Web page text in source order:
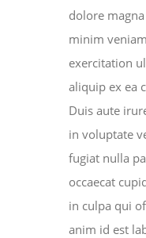
dolore
minim
exercitation
aliquip ex ea
Duis aute
in voluptate
fugiat nulla
occaecat
in culpa qui
anim id est